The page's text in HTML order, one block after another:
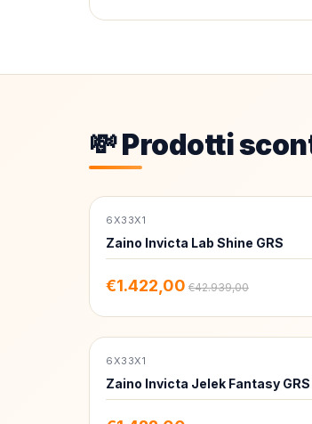
💸 Prodotti
-97%
6X33X1
Zaino Invicta Lab Shine GRS
€1.422,00 €42.939,00
-97%
6X33X1
Zaino Invicta Jelek Fantasy GRS